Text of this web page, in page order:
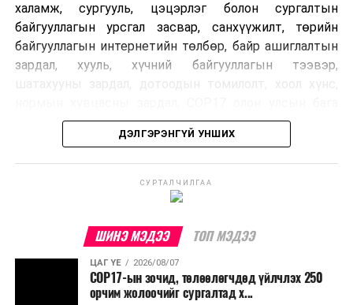
халамж, сургууль, цэцэрлэг болон сургалтын
байгууллагын урсгал засвар, санхүүжилт, төрийн
байгууллагын интернетийн төлбөр, байр ашиглалтын
зардал, хууль, хүчний байгууллагын тээвэр,
хурлын зардал, Засгийн газрын өр, орон нутгийн нөөц
хөрөнгийн санхүүжилтийг хэвийн үргэлжлүүлэхээр
шийдвэрлэжээ.
Харин дараах зардлыг хязгаарлахаар болсон байна.
шийдвэртэйгээс бусад хурал, зөвлөгөөн, ой,
тэмдэглэлт өдөр, найр наадам, соёлын арга
ДЭЛГЭРЭНГҮЙ УНШИХ
СУРТАЛЧИЛГАА
ШИНЭ МЭДЭЭ ТОП МЭДЭЭ
ЦАГ ҮЕ 2026/08/07
COP17-ын зочид, төлөөлөгчдөд үйлчлэх 250
орчим жолоочийг сургалтад х...